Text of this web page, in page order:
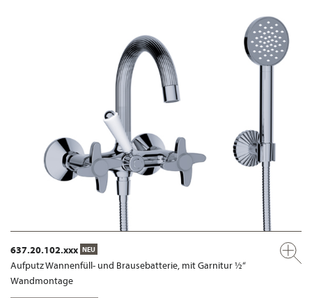
637.20.102.xxx NEU
Aufputz Wannenfüll- und Brausebatterie, mit Garnitur ½“
Wandmontage